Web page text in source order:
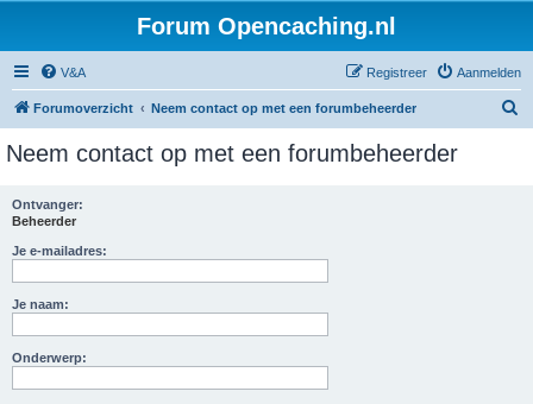
Forum Opencaching.nl
V&A Aanmelden
Registreer
Forumoverzicht Neem contact op met een forumbeheerder
Neem contact op met een forumbeheerder
Ontvanger:
Beheerder
Je e-mailadres:
Je naam:
Onderwerp: